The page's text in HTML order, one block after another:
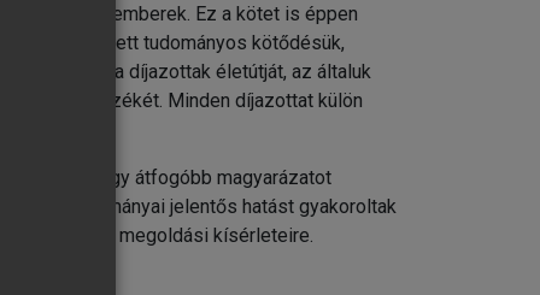
olvasó emberek. Ez a kötet is éppen
tudása mellett tudományos kötődésük,
a díjazottak életútját, az általuk
jegyzékét. Minden díjazottat külön
iránt, vagy átfogóbb magyarázatot
tanulmányai jelentős hatást gyakoroltak
megoldási kísérleteire.